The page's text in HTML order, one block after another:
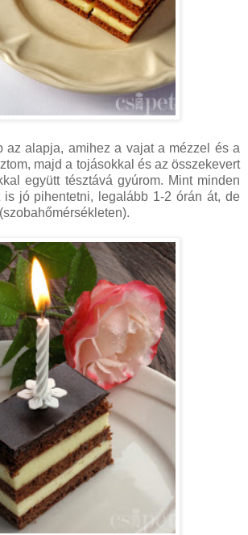
az alapja, amihez a vajat a mézzel és a
majd a tojásokkal és az összekevert
együtt tésztává gyúrom. Mint minden
is jó pihentetni, legalább 1-2 órán át, de